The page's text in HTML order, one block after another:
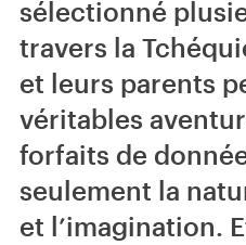
sélectionné
travers la
et leurs parents
véritables
forfaits de
seulement la
et l’imagination.